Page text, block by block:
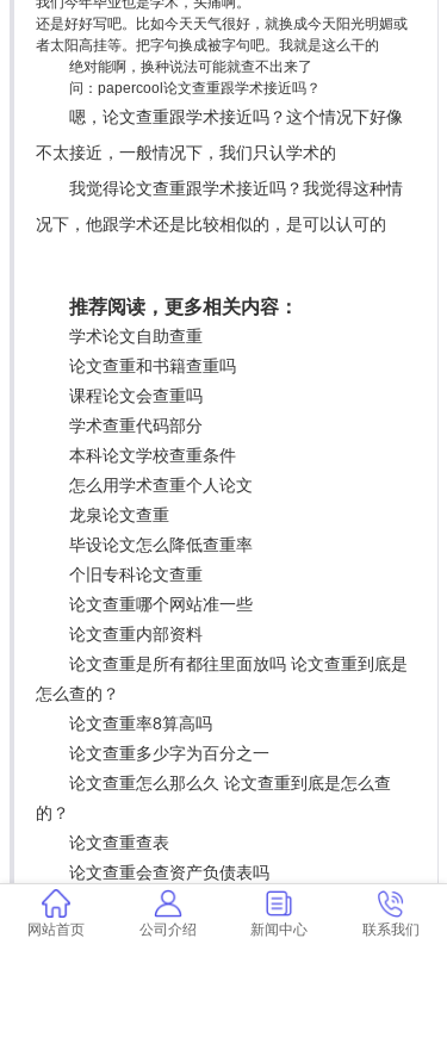
还是好好写吧。比如今天天气很好，就换成今天阳光明媚或
者太阳高挂等。把字句换成被字句吧。我就是这么干的
绝对能啊，换种说法可能就查不出来了
问：papercool论文查重跟学术接近吗？
嗯，论文查重跟学术接近吗？这个情况下好像
不太接近，一般情况下，我们只认学术的
我觉得论文查重跟学术接近吗？我觉得这种情
况下，他跟学术还是比较相似的，是可以认可的
推荐阅读，更多相关内容：
学术论文自助查重
论文查重和书籍查重吗
课程论文会查重吗
学术查重代码部分
本科论文学校查重条件
怎么用学术查重个人论文
龙泉论文查重
毕设论文怎么降低查重率
个旧专科论文查重
论文查重哪个网站准一些
论文查重内部资料
论文查重是所有都往里面放吗 论文查重到底是
怎么查的？
论文查重率8算高吗
论文查重多少字为百分之一
论文查重怎么那么久 论文查重到底是怎么查
的？
论文查重查表
论文查重会查资产负债表吗
关于查重的搞笑论文
毕业论文查重率怎么减少
网站首页 公司介绍 新闻中心 联系我们